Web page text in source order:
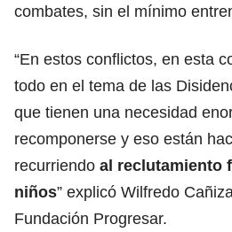
combates, sin el mínimo
“En estos conflictos, en esta
todo en el tema de las
que tienen una necesidad
recomponerse y eso están
recurriendo al reclutamiento
niños” explicó Wilfredo
Fundación Progresar.